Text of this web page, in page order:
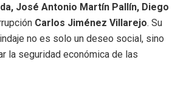
José Antonio Martín Pallín, Diego
Carlos Jiménez Villarejo. Su
no es solo un deseo social, sino
la seguridad económica de las